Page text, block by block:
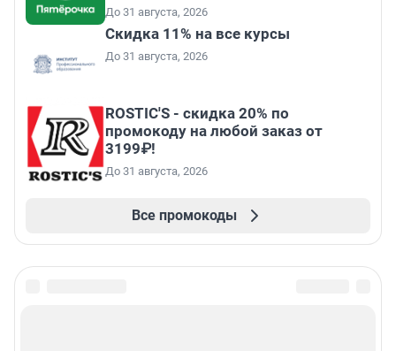
До 31 августа, 2026
Скидка 11% на все курсы
До 31 августа, 2026
ROSTIC'S - скидка 20% по
промокоду на любой заказ от
3199₽!
До 31 августа, 2026
Все промокоды